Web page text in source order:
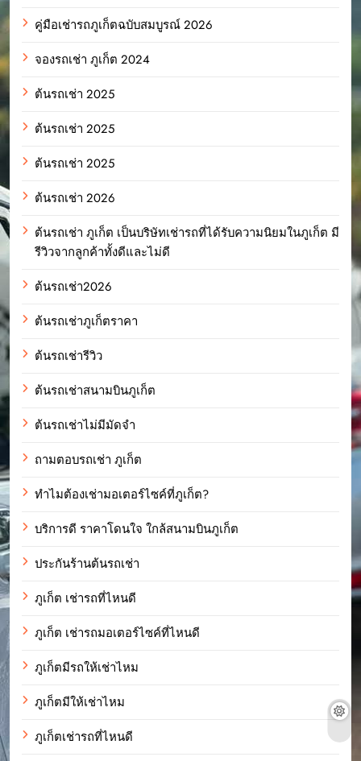
คู่มือเช่ารถภูเก็ตฉบับสมบูรณ์ 2026
จองรถเช่า ภูเก็ต 2024
ต้นรถเช่า 2025
ต้นรถเช่า 2025
ต้นรถเช่า 2025
ต้นรถเช่า 2026
ต้นรถเช่า ภูเก็ต เป็นบริษัทเช่ารถที่ได้รับความนิยมในภูเก็ต มี
รีวิวจากลูกค้าทั้งดีและไม่ดี
ต้นรถเช่า2026
ต้นรถเช่าภูเก็ตราคา
ต้นรถเช่ารีวิว
ต้นรถเช่าสนามบินภูเก็ต
ต้นรถเช่าไม่มีมัดจำ
ถามตอบรถเช่า ภูเก็ต
ทำไมต้องเช่ามอเตอร์ไซค์ที่ภูเก็ต?
บริการดี ราคาโดนใจ ใกล้สนามบินภูเก็ต
ประกันร้านต้นรถเช่า
ภูเก็ต เช่ารถที่ไหนดี
ภูเก็ต เช่ารถมอเตอร์ไซค์ที่ไหนดี
ภูเก็ตมีรถให้เช่าไหม
ภูเก็ตมีให้เช่าไหม
ภูเก็ตเช่ารถที่ไหนดี